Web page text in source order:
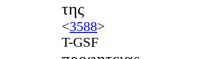
της
<3588>
T-GSF